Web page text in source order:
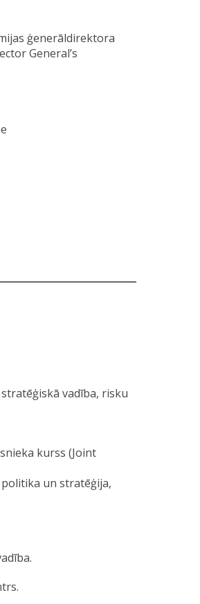
ģenerāldirektora
General’s
vadība, risku
kurss (Joint
un stratēģija,